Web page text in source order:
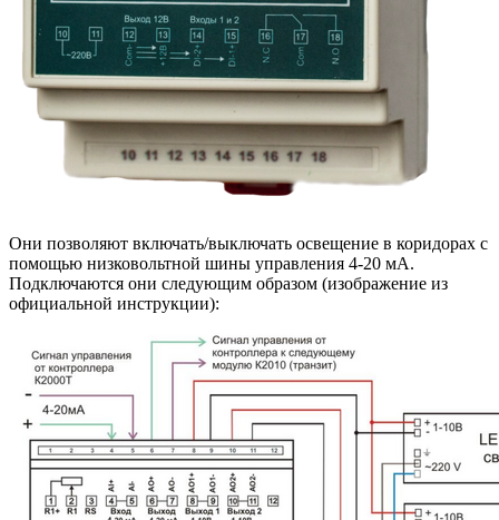
Они позволяют включать/выключать освещение в коридорах с
помощью низковольтной шины управления 4-20 мА.
Подключаются они следующим образом (изображение из
официальной инструкции):